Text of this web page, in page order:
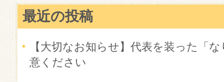
最近の投稿
【大切なお知らせ】代表を装った「
意ください